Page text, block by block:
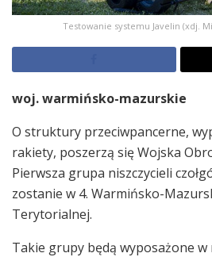
Testowanie systemu Javelin (xdj.
woj. warmińsko-mazurskie
O struktury przeciwpancerne,
rakiety, poszerzą się Wojska
Pierwsza grupa niszczycieli
zostanie w 4. Warmińsko-
Terytorialnej.
Takie grupy będą wyposażone